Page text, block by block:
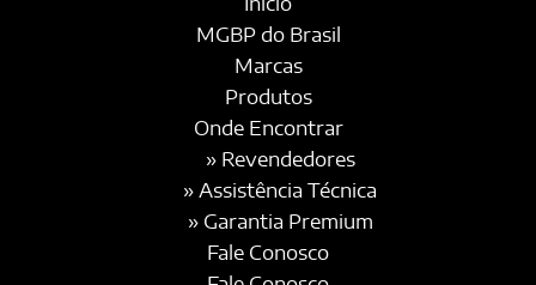
Início
MGBP do Brasil
Marcas
Produtos
Onde Encontrar
» Revendedores
» Assistência Técnica
» Garantia Premium
Fale Conosco